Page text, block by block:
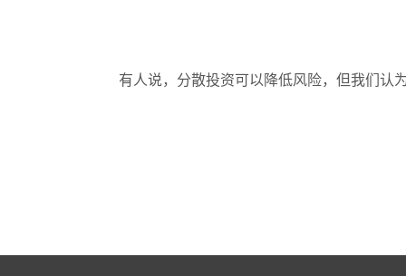
有人说，分散投资可以降低风险，但我们认